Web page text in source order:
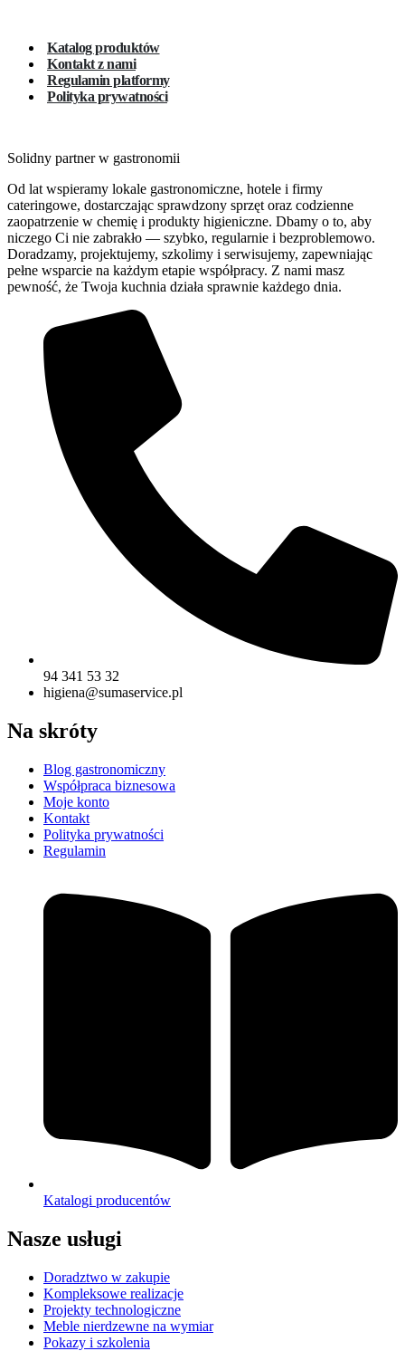
Katalog produktów
Kontakt z nami
Regulamin platformy
Polityka prywatności
Solidny partner w gastronomii
Od lat wspieramy lokale gastronomiczne, hotele i firmy
cateringowe, dostarczając sprawdzony sprzęt oraz codzienne
zaopatrzenie w chemię i produkty higieniczne. Dbamy o to, aby
niczego Ci nie zabrakło — szybko, regularnie i bezproblemowo.
Doradzamy, projektujemy, szkolimy i serwisujemy, zapewniając
pełne wsparcie na każdym etapie współpracy. Z nami masz
pewność, że Twoja kuchnia działa sprawnie każdego dnia.
94 341 53 32
higiena@sumaservice.pl
Na skróty
Blog gastronomiczny
Współpraca biznesowa
Moje konto
Kontakt
Polityka prywatności
Regulamin
Katalogi producentów
Nasze usługi
Doradztwo w zakupie
Kompleksowe realizacje
Projekty technologiczne
Meble nierdzewne na wymiar
Pokazy i szkolenia